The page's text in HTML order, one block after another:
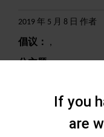
2019 年 5 月 8 日 作者
倡议： ,
分主题：,
If you
are